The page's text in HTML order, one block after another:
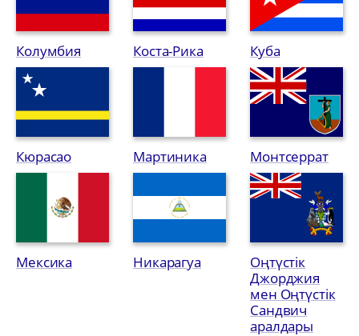
Колумбия Коста-Рика Куба
Кюрасао Мартиника Монтсеррат
Мексика Никарагуа
Оңтүстік
Джорджия
мен Оңтүстік
Сандвич
аралдары